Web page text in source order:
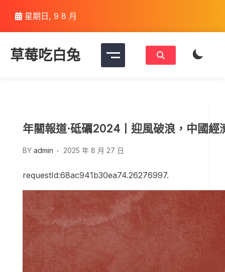
content
星期日, 9 8 月
草莓吃白兔
年關報道·砥礪2024丨迎風破浪，中國經
BY admin 2025 年 8 月 27 日
requestId:68ac941b30ea74.26276997.